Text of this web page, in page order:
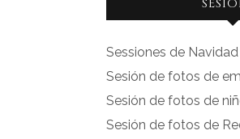
perfil
de
facebook.com
en
Facebook
perfil
de
instagram.com
en
Instagram
Sessiones de Navidad
Sesión de fotos de
Sesión de fotos de
Sesión de fotos de